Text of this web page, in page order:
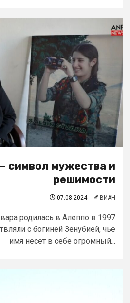
символ мужества и
решимости
07.08.2024 ВИАН
родилась в Алеппо в 1997
с богиней Зенубией, чье
имя несет в себе огромный...